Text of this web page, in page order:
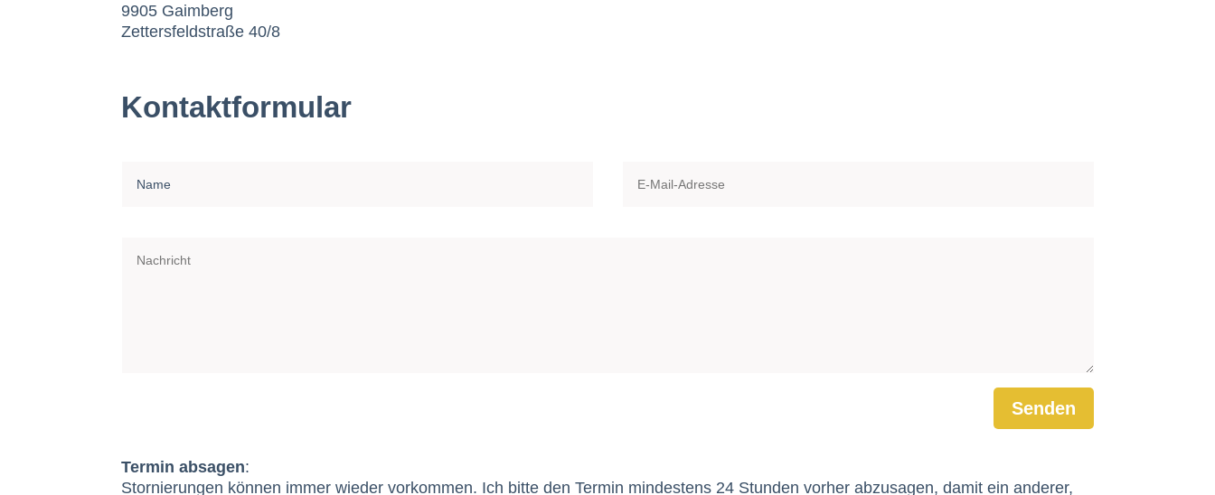
9905 Gaimberg
Zettersfeldstraße 40/8
Kontaktformular
Senden
Termin absagen:
Stornierungen können immer wieder vorkommen. Ich bitte den Termin mindestens 24 Stunden vorher abzusagen, damit ein anderer,